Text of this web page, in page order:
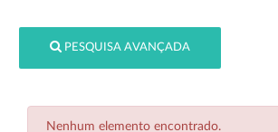
PESQUISA AVANÇADA
Nenhum elemento encontrado.